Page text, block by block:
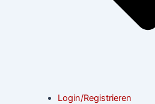
Login/Registrieren